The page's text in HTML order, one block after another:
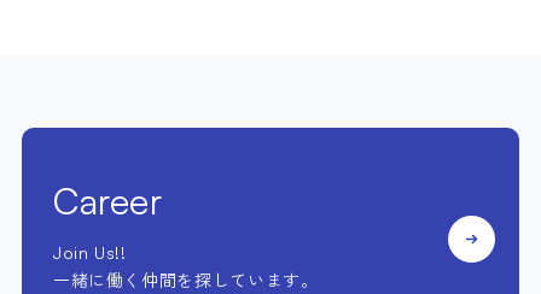
Career
Join Us!!
一緒に働く仲間を探しています。